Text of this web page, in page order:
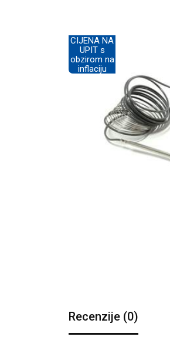
CIJENA NA
UPIT s
obzirom na
inflaciju
Recenzije (0)